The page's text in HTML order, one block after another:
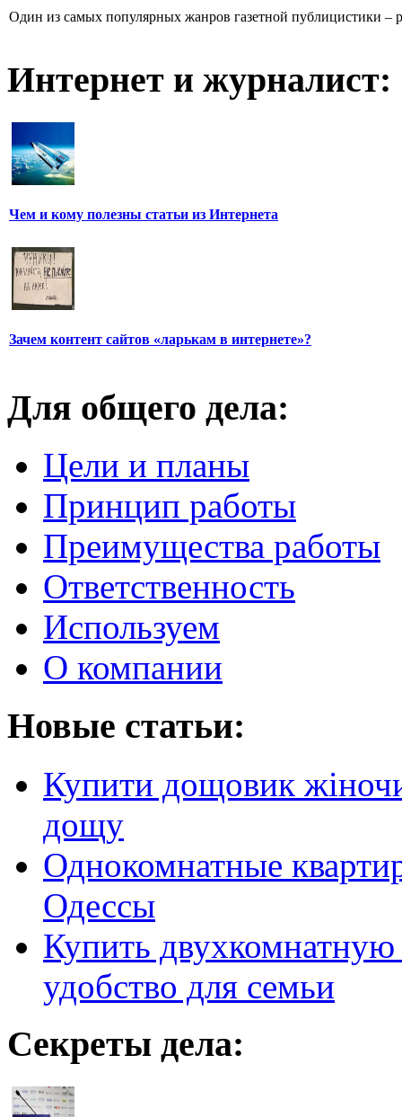
Один из самых популярных жанров газетной публицистики –
Интернет и журналист:
Чем и кому полезны статьи из Интернета
Зачем контент сайтов «ларькам в интернете»?
Для общего дела:
Цели и планы
Принцип работы
Преимущества работы
Ответственность
Используем
О компании
Новые статьи:
Купити дощовик
дощу
Однокомнатные
Одессы
Купить
удобство для семьи
Секреты дела: